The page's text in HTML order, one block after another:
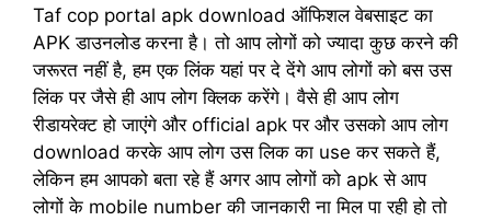
Taf cop portal apk download ऑफिशल वेबसाइट का
APK डाउनलोड करना है। तो आप लोगों को ज्यादा कुछ करने की
जरूरत नहीं है, हम एक लिंक यहां पर दे देंगे आप लोगों को बस उस
लिंक पर जैसे ही आप लोग क्लिक करेंगे। वैसे ही आप लोग
रीडायरेक्ट हो जाएंगे और official apk पर और उसको आप लोग
download करके आप लोग उस लिक का use कर सकते हैं,
लेकिन हम आपको बता रहे हैं अगर आप लोगों को apk से आप
लोगों के mobile number की जानकारी ना मिल पा रही हो तो